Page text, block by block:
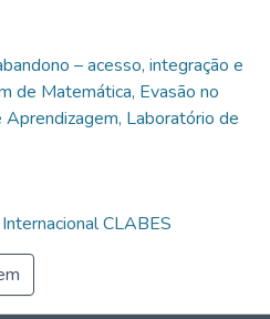
– acesso, integração e
de Matemática, Evasão no
Laboratório de
CLABES